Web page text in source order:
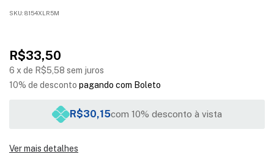
SKU: 8154XLR5M
6 x de R$5,58 sem juros
10% de desconto pagando com Boleto
R$30,15com 10% desconto à vista
Ver mais detalhes
R$33,50